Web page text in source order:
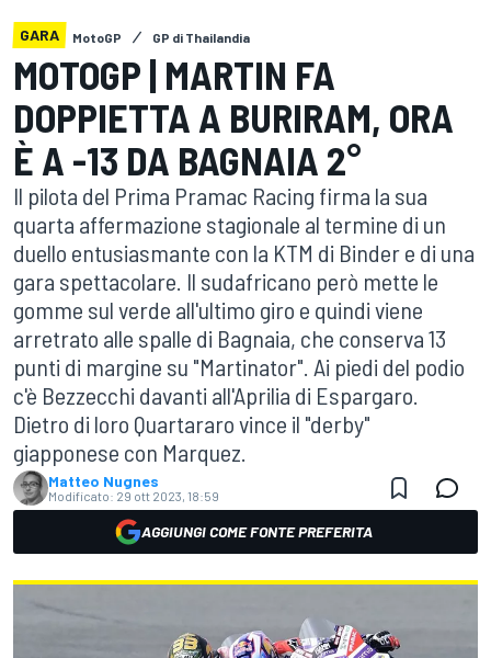
GARA MotoGP GP di Thailandia
MOTOGP | MARTIN FA
DOPPIETTA A BURIRAM, ORA
È A -13 DA BAGNAIA 2°
Il pilota del Prima Pramac Racing firma la sua
quarta affermazione stagionale al termine di un
duello entusiasmante con la KTM di Binder e di una
gara spettacolare. Il sudafricano però mette le
gomme sul verde all'ultimo giro e quindi viene
arretrato alle spalle di Bagnaia, che conserva 13
punti di margine su "Martinator". Ai piedi del podio
c'è Bezzecchi davanti all'Aprilia di Espargaro.
Dietro di loro Quartararo vince il "derby"
giapponese con Marquez.
Matteo Nugnes
Modificato: 29 ott 2023, 18:59
AGGIUNGI COME FONTE PREFERITA